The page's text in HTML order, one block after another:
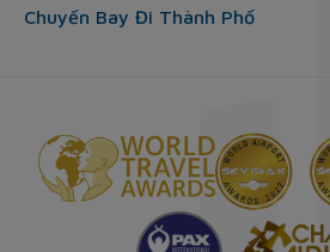
Chuyến Bay Đi Thành Phố